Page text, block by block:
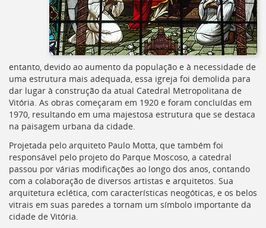
entanto, devido ao aumento da população e à necessidade de
uma estrutura mais adequada, essa igreja foi demolida para
dar lugar à construção da atual Catedral Metropolitana de
Vitória. As obras começaram em 1920 e foram concluídas em
1970, resultando em uma majestosa estrutura que se destaca
na paisagem urbana da cidade.
Projetada pelo arquiteto Paulo Motta, que também foi
responsável pelo projeto do Parque Moscoso, a catedral
passou por várias modificações ao longo dos anos, contando
com a colaboração de diversos artistas e arquitetos. Sua
arquitetura eclética, com características neogóticas, e os belos
vitrais em suas paredes a tornam um símbolo importante da
cidade de Vitória.